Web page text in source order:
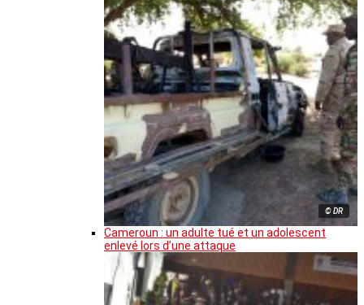
© DR
Cameroun : un adulte tué et un adolescent
enlevé lors d’une attaque